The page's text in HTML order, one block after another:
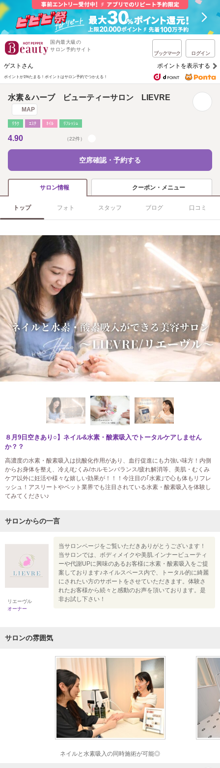
国内最大級の
サロン予約サイト
ブックマーク ログイン
ゲストさん ポイントを表示する
ポイントが1%たまる！ ポイントはサロン予約でつかえる！
水素＆ハーブ ビューティーサロン LIEVRE
MAP
ﾘﾗｸ ｴｽﾃ ﾈｲﾙ ﾘﾌﾚｯｼｭ
4.90 （22件）
空席確認・予約する
サロン情報 クーポン・メニュー
トップ フォト スタッフ ブログ 口コミ
８月9日空きあり○】ネイル&水素・酸素吸入でトータルケアしません
か？？
高濃度の水素・酸素吸入は抗酸化作用があり、血行促進にも力強い味方！内側
からお身体を整え、冷え/むくみ/ホルモンバランス/疲れ解消等、美肌・むくみ
ケア以外に妊活や様々な嬉しい効果が！！！今注目の｢水素｣で心も体もリフレ
ッシュ！アスリートやペット業界でも注目されている水素・酸素吸入を体験し
てみてください♪
サロンからの一言
リエーヴル
オーナー
当サロンページをご覧いただきありがとうございます！
当サロンでは、ボディメイクや美肌.インナービューティ
ーや代謝UPに興味のあるお客様に水素・酸素吸入をご提
案しております♪ネイルスペース内で、トータル的に綺麗
にされたい方のサポートをさせていただきます。体験さ
れたお客様から続々と感動のお声を頂いております。是
非お試し下さい！
サロンの雰囲気
ネイルと水素吸入の同時施術が可能◎